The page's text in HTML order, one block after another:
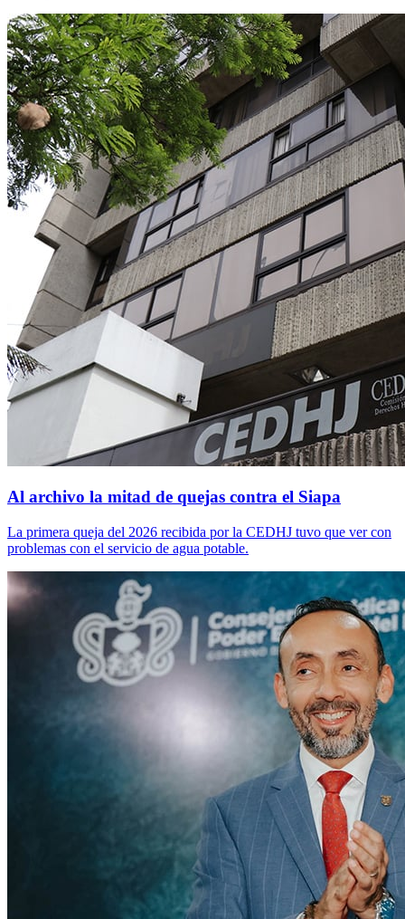
Al archivo la mitad de quejas contra el Siapa
La primera queja del 2026 recibida por la CEDHJ tuvo que ver con
problemas con el servicio de agua potable.